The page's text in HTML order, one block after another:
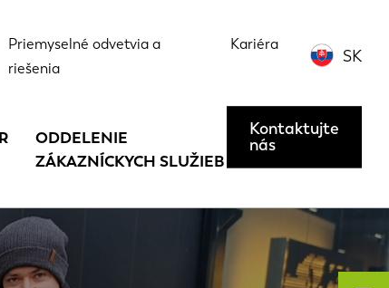
Priemyselné odvetvia a
riešenia
Kariéra
SK
ODDELENIE
ZÁKAZNÍCKYCH SLUŽIEB
Kontaktujte
nás